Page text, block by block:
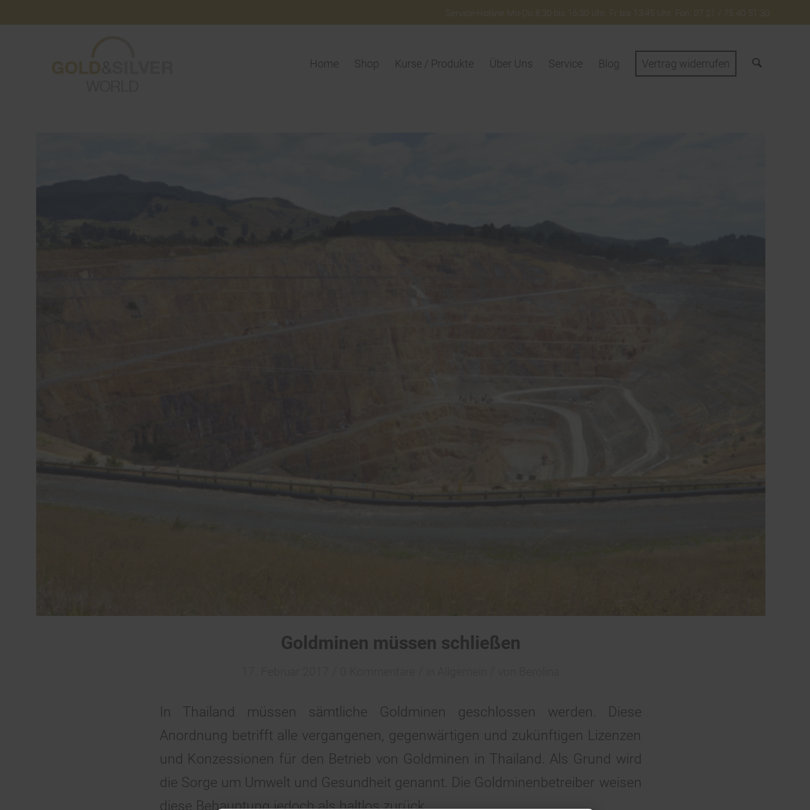
Service-Hotline Mo-Do 8:30 bis 16:30 Uhr. Fr bis 13:45 Uhr. Fon: 07 21 / 75 40 51 30
Home Shop Kurse / Produkte Über Uns Service Blog Vertrag widerrufen
Goldminen müssen schließen
In Thailand müssen sämtliche Goldminen geschlossen werden. Diese
Anordnung betrifft alle vergangenen, gegenwärtigen und zukünftigen Lizenzen
und Konzessionen für den Betrieb von Goldminen in Thailand. Als Grund wird
die Sorge um Umwelt und Gesundheit genannt. Die Goldminenbetreiber weisen
diese Behauptung jedoch als haltlos zurück.